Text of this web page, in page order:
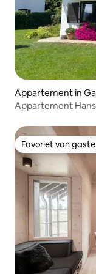
Appartement in
Appartement
Favoriet van
Favoriet van